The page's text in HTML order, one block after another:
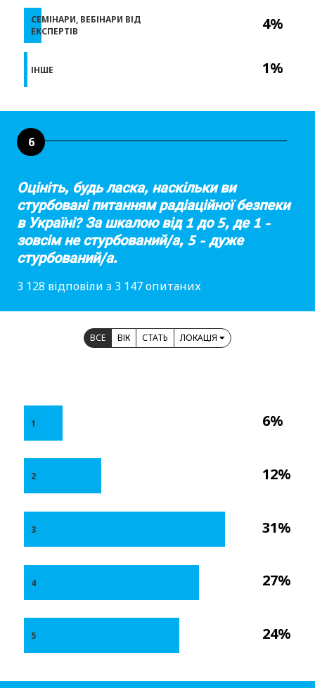
4%
1%
СЕМІНАРИ, ВЕБІНАРИ ВІД
ЕКСПЕРТІВ
ІНШЕ
6
Оцініть, будь ласка, наскільки ви
стурбовані питанням радіаційної безпеки
в Україні? За шкалою від 1 до 5, де 1 -
зовсім не стурбований/а, 5 - дуже
стурбований/а.
3 128 відповіли з 3 147 опитаних
ВСЕ ВІК СТАТЬ ЛОКАЦІЯ
6%
12%
31%
27%
24%
1
2
3
4
5